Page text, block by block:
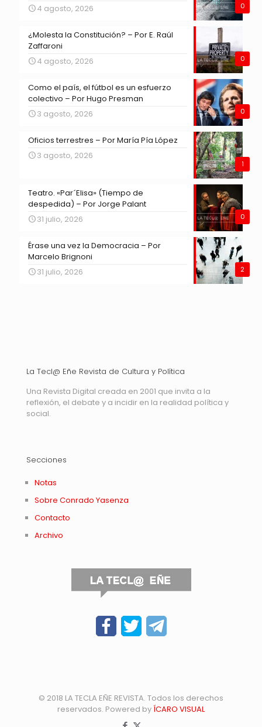
0
4 agosto, 2026
0
¿Molesta la Constitución? – Por E. Raúl
Zaffaroni
4 agosto, 2026
0
Como el país, el fútbol es un esfuerzo
colectivo – Por Hugo Presman
3 agosto, 2026
1
Oficios terrestres – Por María Pía López
3 agosto, 2026
0
Teatro. «Par´Elisa» (Tiempo de
despedida) – Por Jorge Palant
31 julio, 2026
2
Érase una vez la Democracia – Por
Marcelo Brignoni
31 julio, 2026
La Tecl@ Eñe Revista de Cultura y Política
Una Revista Digital creada en 2001 que invita a la
reflexión, el debate y a incidir en la realidad política y
social.
Secciones
Notas
Sobre Conrado Yasenza
Contacto
Archivo
© 2018 LA TECLA EÑE REVISTA. Todos los derechos
reservados. Powered by ÍCARO VISUAL